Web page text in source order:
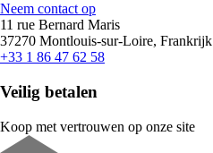
Neem contact op
11 rue Bernard Maris
37270 Montlouis-sur-Loire, Frankrijk
+33 1 86 47 62 58
Veilig betalen
Koop met vertrouwen op onze site